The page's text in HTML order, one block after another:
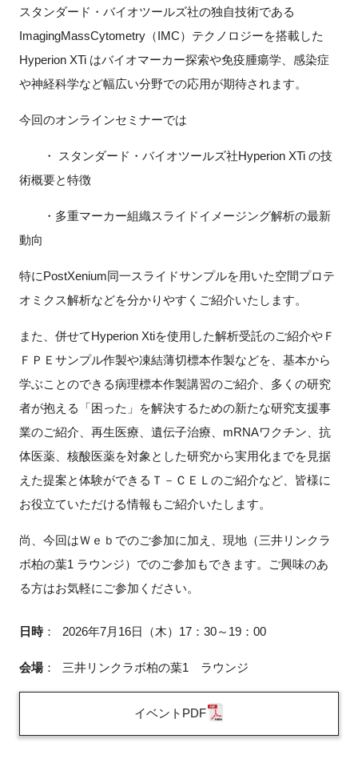
閉じる
スタンダード・バイオツールズ社の独自技術である
ImagingMassCytometry（IMC）テクノロジーを搭載した
Hyperion XTi はバイオマーカー探索や免疫腫瘍学、感染症
や神経科学など幅広い分野での応用が期待されます。
今回のオンラインセミナーでは
・ スタンダード・バイオツールズ社Hyperion XTi の技
術概要と特徴
・多重マーカー組織スライドイメージング解析の最新
動向
特にPostXenium同一スライドサンプルを用いた空間プロテ
オミクス解析などを分かりやすくご紹介いたします。
また、併せてHyperion Xtiを使用した解析受託のご紹介やＦ
ＦＰＥサンプル作製や凍結薄切標本作製などを、基本から
学ぶことのできる病理標本作製講習のご紹介、多くの研究
者が抱える「困った」を解決するための新たな研究支援事
業のご紹介、再生医療、遺伝子治療、 mRNAワクチン、抗
体医薬、核酸医薬を対象とした研究から実用化までを見据
えた提案と体験ができるＴ－ＣＥＬのご紹介など、皆様に
お役立ていただける情報もご紹介いたします。
尚、今回はＷｅｂでのご参加に加え、現地（三井リンクラ
ボ柏の葉1 ラウンジ）でのご参加もできます。ご興味のあ
る方はお気軽にご参加ください。
日時： 2026年7月16日（木）17：30～19：00
会場： 三井リンクラボ柏の葉1 ラウンジ
イベントPDF